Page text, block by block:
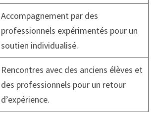
Accompagnement par des
professionnels expérimentés pour un
soutien individualisé.
Rencontres avec des anciens élèves et
des professionnels pour un retour
d’expérience.